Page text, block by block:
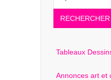
RECHERCHER
Tableaux
Annonces art et